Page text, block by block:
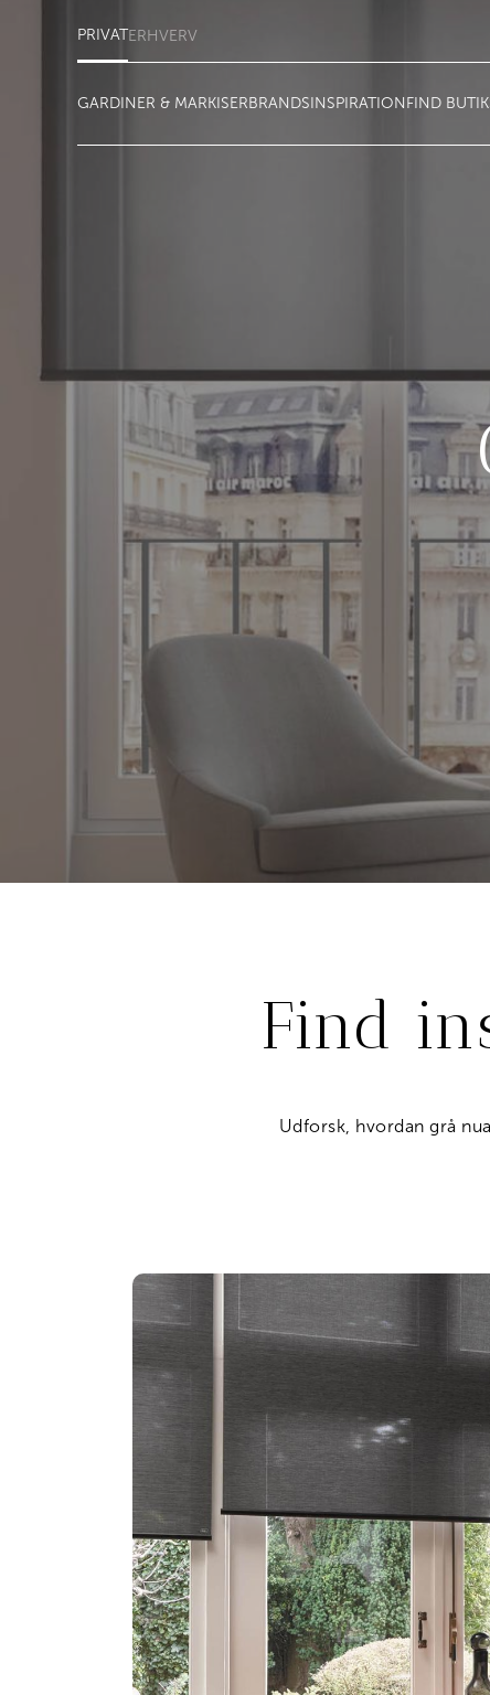
PRIVATERHVERV
GARDINER & MARKISER BRANDS INSPIRATION FIND BUTIK
Find
Udforsk, hvordan grå